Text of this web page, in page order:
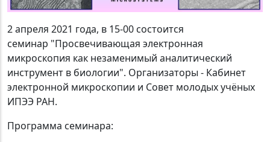
2 апреля 2021 года, в 15-00 состоится
семинар "Просвечивающая электронная
микроскопия как незаменимый аналитический
инструмент в биологии". Организаторы - Кабинет
электронной микроскопии и Совет молодых учёных
ИПЭЭ РАН.
Программа семинара: